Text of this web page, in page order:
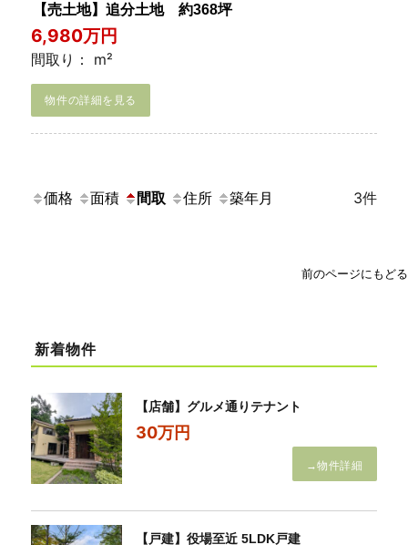
【売土地】追分土地 約368坪
6,980万円
間取り： m²
物件の詳細を見る
価格 面積 間取 住所 築年月 3件
前のページにもどる
新着物件
【店舗】グルメ通りテナント
30万円
→物件詳細
【戸建】役場至近 5LDK戸建